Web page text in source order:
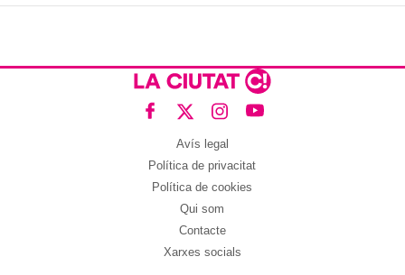
Avís legal
Política de privacitat
Política de cookies
Qui som
Contacte
Xarxes socials